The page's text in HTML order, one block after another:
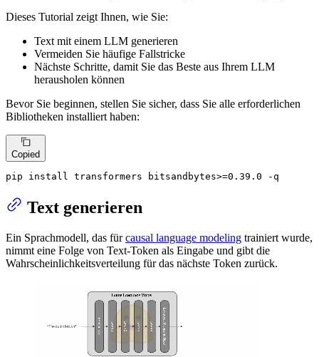
Dieses Tutorial zeigt Ihnen, wie Sie:
Text mit einem LLM generieren
Vermeiden Sie häufige Fallstricke
Nächste Schritte, damit Sie das Beste aus Ihrem LLM
herausholen können
Bevor Sie beginnen, stellen Sie sicher, dass Sie alle erforderlichen
Bibliotheken installiert haben:
Copied
pip install transformers bitsandbytes>=0.39.0 -q
Text generieren
Ein Sprachmodell, das fürcausal language modeling trainiert wurde,
nimmt eine Folge von Text-Token als Eingabe und gibt die
Wahrscheinlichkeitsverteilung für das nächste Token zurück.